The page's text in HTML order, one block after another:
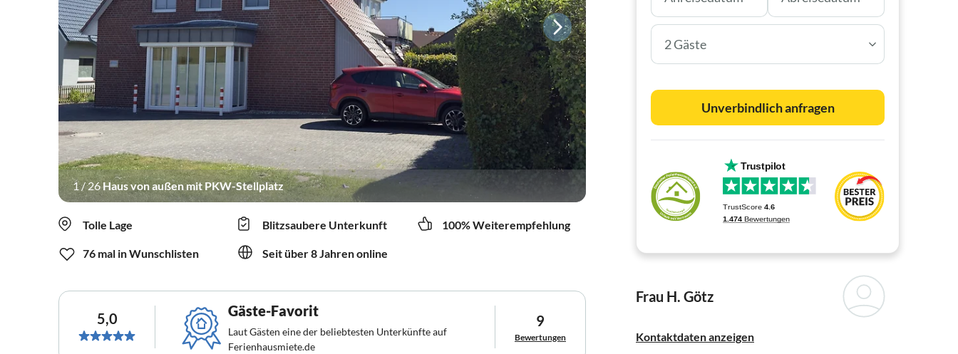
1/26Haus von außen mit PKW-Stellplatz
Tolle Lage Blitzsaubere Unterkunft 100% Weiterempfehlung
76 mal in Wunschlisten Seit über 8 Jahren online
5,0 Gäste-Favorit
Laut Gästen eine der beliebtesten Unterkünfte auf
Ferienhausmiete.de
9
Bewertungen
2 Gäste
Unverbindlich anfragen
Frau H. Götz
Kontaktdaten anzeigen